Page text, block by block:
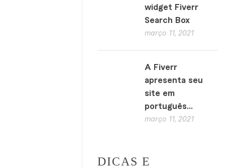
widget Fiverr
Search Box
março 11, 2021
A Fiverr
apresenta seu
site em
português...
março 11, 2021
DICAS E